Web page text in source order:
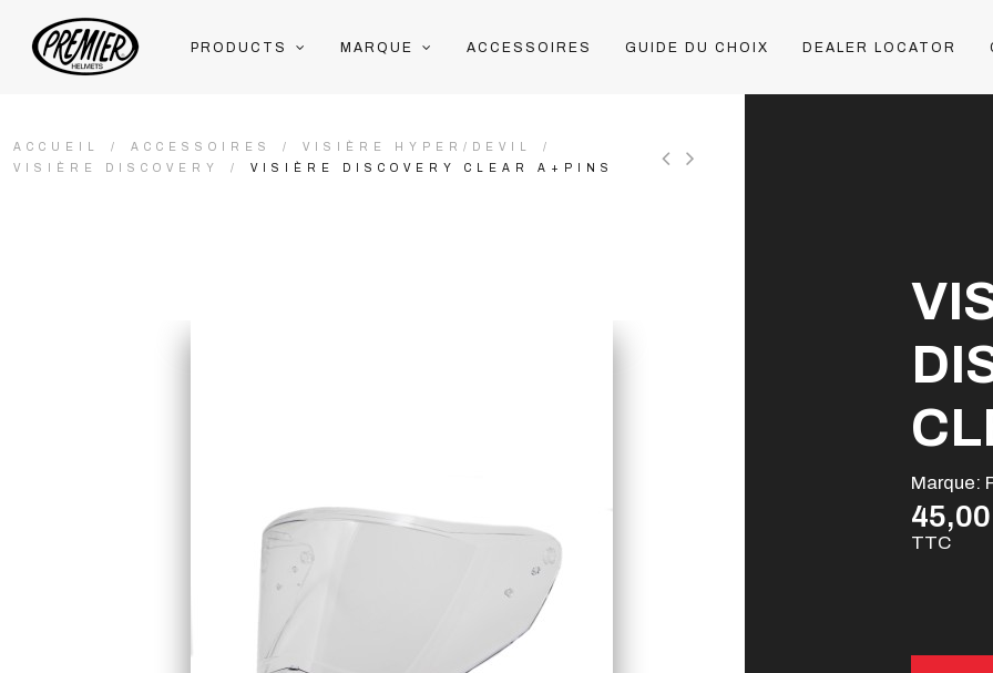
PRODUCTS MARQUE ACCESSOIRES GUIDE DU CHOIX DEALER LOCATOR
ACCUEIL ACCESSOIRES
VISIÈRE HYPER/DEVIL
VISIÈRE DISCOVERY
VISIÈRE DISCOVERY CLEAR A+PINS
Marque:
TTC